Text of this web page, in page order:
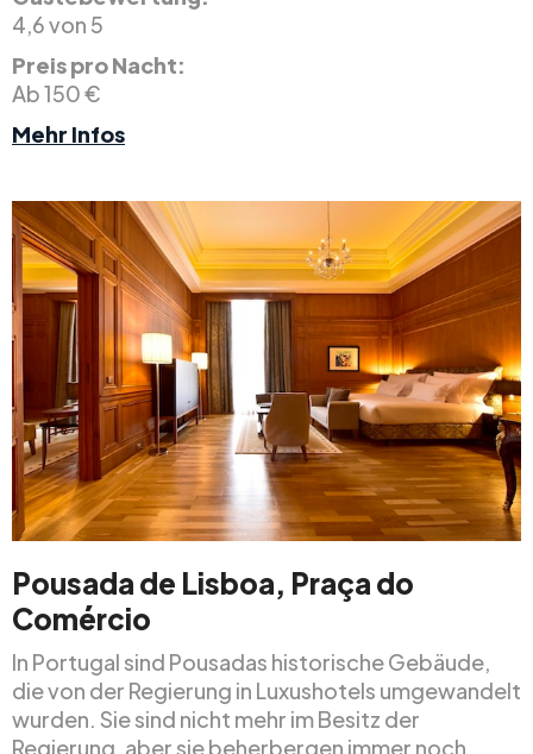
4,6 von 5
Preis pro Nacht:
Ab 150 €
Mehr Infos
Pousada de Lisboa, Praça do
Comércio
In Portugal sind Pousadas historische Gebäude,
die von der Regierung in Luxushotels umgewandelt
wurden. Sie sind nicht mehr im Besitz der
Regierung, aber sie beherbergen immer noch